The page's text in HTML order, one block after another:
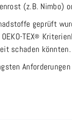
(z.B. Nimbo)
geprüft
TEX®
schaden könnten.
Anforderungen